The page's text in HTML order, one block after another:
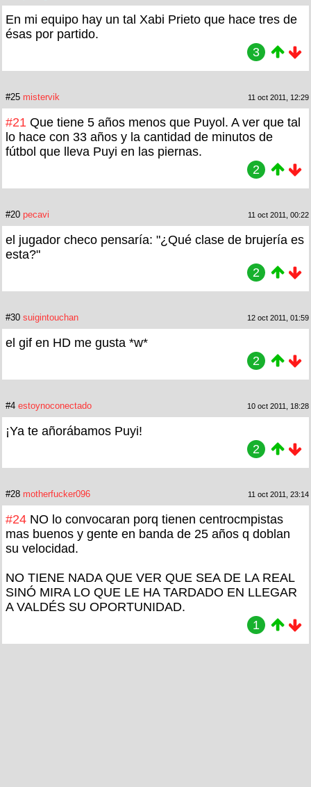
En mi equipo hay un tal Xabi Prieto que hace tres de
ésas por partido.
3
#25 mistervik 11 oct 2011, 12:29
#21 Que tiene 5 años menos que Puyol. A ver que tal
lo hace con 33 años y la cantidad de minutos de
fútbol que lleva Puyi en las piernas.
2
#20 pecavi 11 oct 2011, 00:22
el jugador checo pensaría: "¿Qué clase de brujería es
esta?"
2
#30 suigintouchan 12 oct 2011, 01:59
el gif en HD me gusta *w*
2
#4 estoynoconectado 10 oct 2011, 18:28
¡Ya te añorábamos Puyi!
2
#28 motherfucker096 11 oct 2011, 23:14
#24 NO lo convocaran porq tienen centrocmpistas
mas buenos y gente en banda de 25 años q doblan
su velocidad.
NO TIENE NADA QUE VER QUE SEA DE LA REAL
SINÓ MIRA LO QUE LE HA TARDADO EN LLEGAR
A VALDÉS SU OPORTUNIDAD.
1